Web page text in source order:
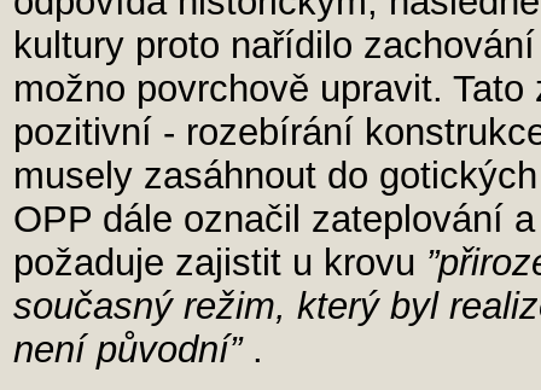
kultury proto nařídilo
možno povrchově upravit.
pozitivní - rozebírání
musely zasáhnout do
OPP dále označil zateplování
požaduje zajistit u krovu
současný režim, který byl
není původní”.